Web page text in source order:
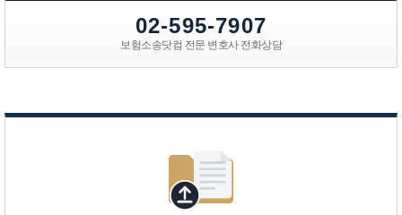
02-595-7907
보험소송닷컴 전문 변호사 전화상담